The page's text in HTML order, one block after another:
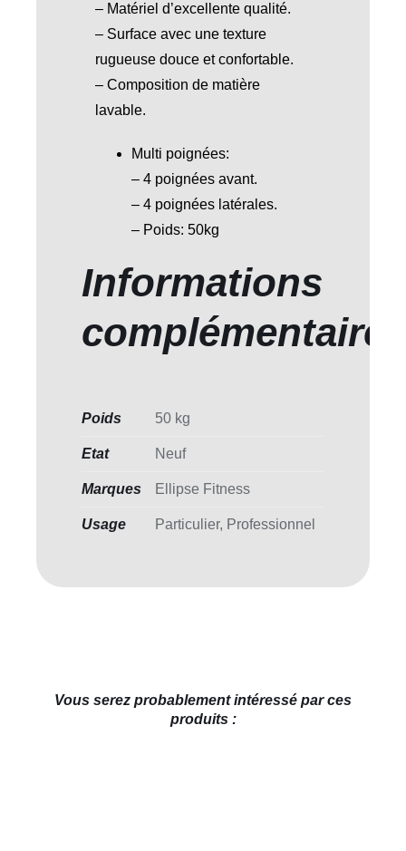
– Matériel d’excellente qualité.
– Surface avec une texture
rugueuse douce et confortable.
– Composition de matière
lavable.
Multi poignées:
– 4 poignées avant.
– 4 poignées latérales.
– Poids: 50kg
Informations
complémentaires
Poids 50 kg
Etat Neuf
Marques Ellipse Fitness
Usage Particulier, Professionnel
Vous serez probablement intéressé par ces
produits :